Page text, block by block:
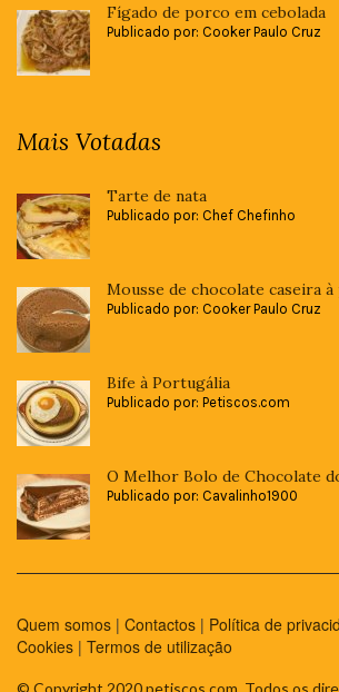
Fígado de porco em cebolada
Publicado por: Cooker Paulo Cruz
Mais Votadas
Tarte de nata
Publicado por: Chef Chefinho
Mousse de chocolate caseira
Publicado por: Cooker Paulo Cruz
Bife à Portugália
Publicado por: Petiscos.com
O Melhor Bolo de Chocolate
Publicado por: Cavalinho1900
Quem somos | Contactos | Política de
Cookies | Termos de utilização
© Copyright 2020 petiscos.com. Todos os